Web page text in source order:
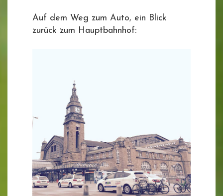
Auf dem Weg zum Auto, ein Blick
zurück zum Hauptbahnhof: